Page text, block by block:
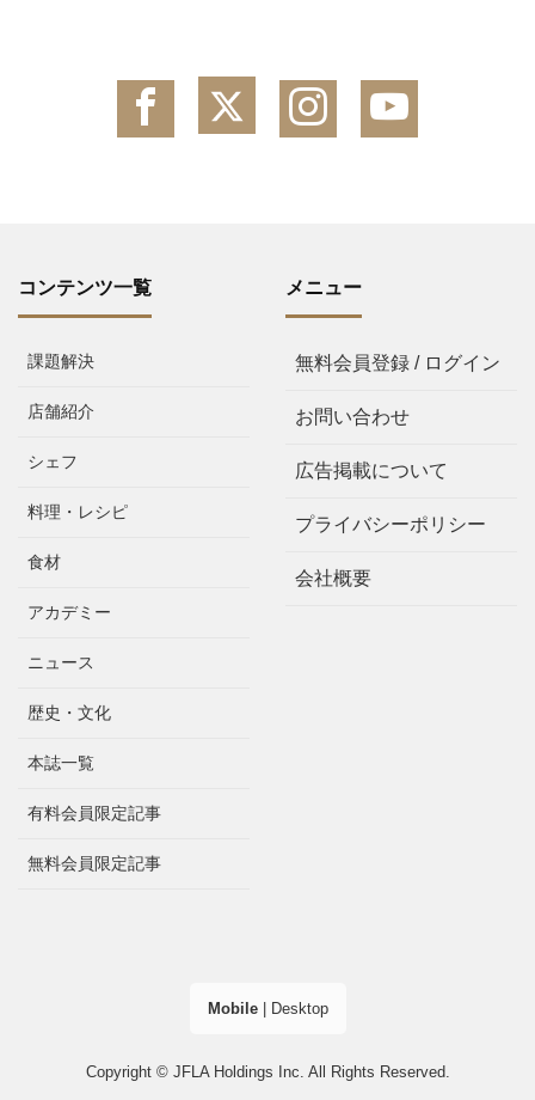
コンテンツ一覧
課題解決
店舗紹介
シェフ
料理・レシピ
食材
アカデミー
ニュース
歴史・文化
本誌一覧
有料会員限定記事
無料会員限定記事
メニュー
無料会員登録 / ログイン
お問い合わせ
広告掲載について
プライバシーポリシー
会社概要
Mobile| Desktop
Copyright © JFLA Holdings Inc. All Rights Reserved.